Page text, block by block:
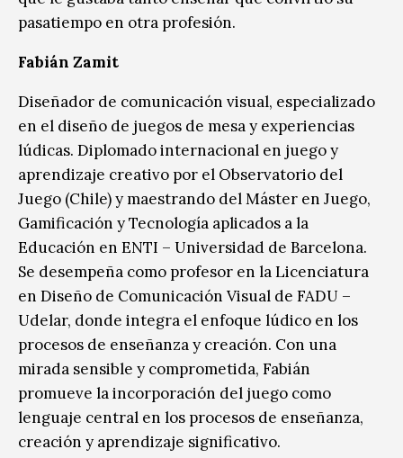
pasatiempo en otra profesión.
Fabián Zamit
Diseñador de comunicación visual, especializado
en el diseño de juegos de mesa y experiencias
lúdicas. Diplomado internacional en juego y
aprendizaje creativo por el Observatorio del
Juego (Chile) y maestrando del Máster en Juego,
Gamificación y Tecnología aplicados a la
Educación en ENTI – Universidad de Barcelona.
Se desempeña como profesor en la Licenciatura
en Diseño de Comunicación Visual de FADU –
Udelar, donde integra el enfoque lúdico en los
procesos de enseñanza y creación. Con una
mirada sensible y comprometida, Fabián
promueve la incorporación del juego como
lenguaje central en los procesos de enseñanza,
creación y aprendizaje significativo.